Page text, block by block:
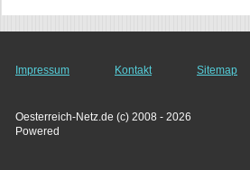
Impressum Kontakt Sitemap
Oesterreich-Netz.de (c) 2008 - 2026
Powered